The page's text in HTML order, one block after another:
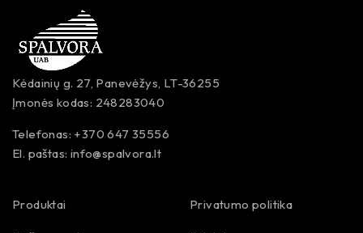
Kėdainių g. 27, Panevėžys, LT-36255
Įmonės kodas: 248283040
Telefonas: +370 647 35556
El. paštas: info@spalvora.lt
Produktai Privatumo politika